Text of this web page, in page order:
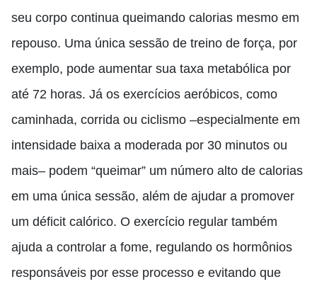
seu corpo continua queimando calorias mesmo em
repouso. Uma única sessão de treino de força, por
exemplo, pode aumentar sua taxa metabólica por
até 72 horas. Já os exercícios aeróbicos, como
caminhada, corrida ou ciclismo –especialmente em
intensidade baixa a moderada por 30 minutos ou
mais– podem “queimar” um número alto de calorias
em uma única sessão, além de ajudar a promover
um déficit calórico. O exercício regular também
ajuda a controlar a fome, regulando os hormônios
responsáveis por esse processo e evitando que